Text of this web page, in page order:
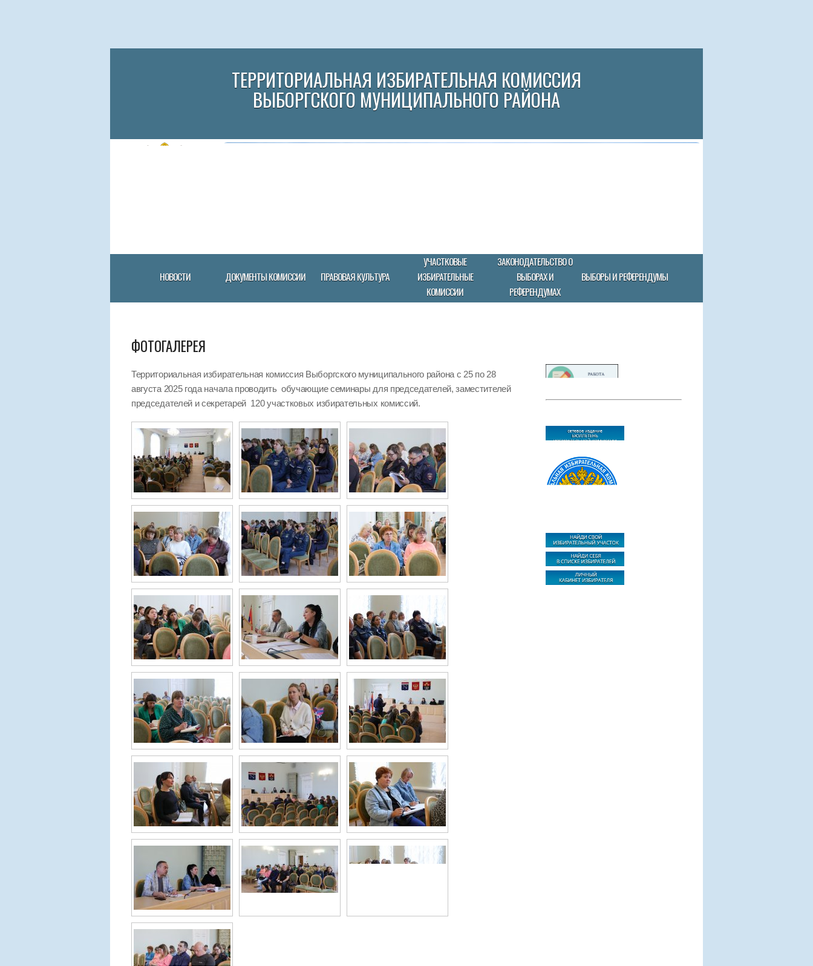
ТЕРРИТОРИАЛЬНАЯ ИЗБИРАТЕЛЬНАЯ КОМИССИЯ
ВЫБОРГСКОГО МУНИЦИПАЛЬНОГО РАЙОНА
НОВОСТИ ДОКУМЕНТЫ КОМИССИИ ПРАВОВАЯ КУЛЬТУРА
УЧАСТКОВЫЕ
ИЗБИРАТЕЛЬНЫЕ
КОМИССИИ
ЗАКОНОДАТЕЛЬСТВО О
ВЫБОРАХ И
РЕФЕРЕНДУМАХ
ВЫБОРЫ И РЕФЕРЕНДУМЫ
ФОТОГАЛЕРЕЯ
Территориальная избирательная комиссия Выборгского муниципального района с 25 по 28
августа 2025 года начала проводить обучающие семинары для председателей, заместителей
председателей и секретарей 120 участковых избирательных комиссий.